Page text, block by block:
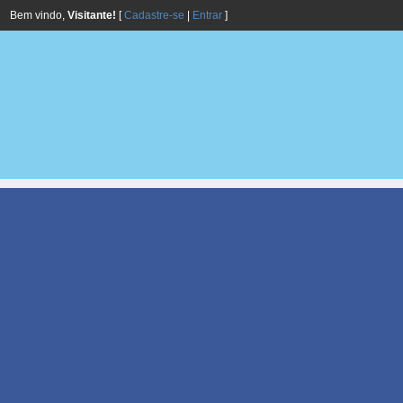
Bem vindo, Visitante! [Cadastre-se Entrar ]